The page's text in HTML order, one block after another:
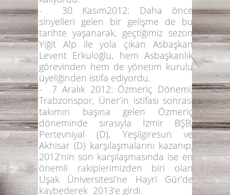
- 30 Kasım2012: Daha önce
sinyelleri gelen bir gelişme de bu
tarihte yaşanarak, geçtiğimiz sezon
Yiğit Alp ile yola çıkan Asbaşkan
Levent Erkuloğlu, hem Asbaşkanlık
görevinden hem de yönetim kurulu
üyeliğinden istifa ediyordu.
- 7 Aralık 2012: Özmeriç Dönemi;
Trabzonspor, Üner’in istifası sonrası
takımın başına gelen Özmeriç
döneminde sırasıyla İzmir BŞB,
Pertevniyal (D), Yeşilgiresun ve
Akhisar (D) karşılaşmalarını kazanıp,
2012’nin son karşılaşmasında ise en
önemli rakiplerimizden biri olan
Uşak Üniversitesi’ne Hayri Gür’de
kaybederek 2013’e girdi.